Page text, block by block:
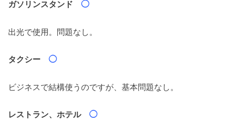
ガソリンスタンド◯
出光で使用。問題なし。
タクシー◯
ビジネスで結構使うのですが、基本問題なし。
レストラン、ホテル◯